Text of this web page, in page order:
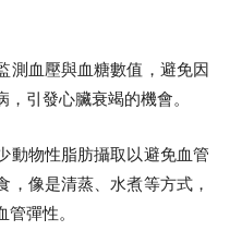
測血壓與血糖數值，避免因
引發心臟衰竭的機會。
動物性脂肪攝取以避免血管
，像是清蒸、水煮等方式，
彈性。